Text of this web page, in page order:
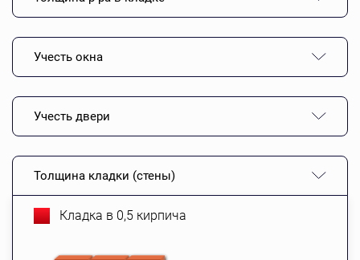
Учесть окна
Учесть двери
Толщина кладки (стены)
Кладка в 0,5 кирпича